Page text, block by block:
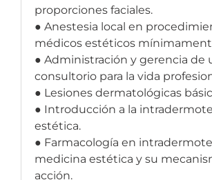
proporciones faciales.
● Anestesia local en
médicos estéticos
● Administración y gerencia de
consultorio para la vida
● Lesiones dermatológicas
● Introducción a la
estética.
● Farmacología en
medicina estética y su
acción.